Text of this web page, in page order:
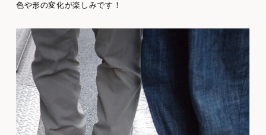
色や形の変化が楽しみです！